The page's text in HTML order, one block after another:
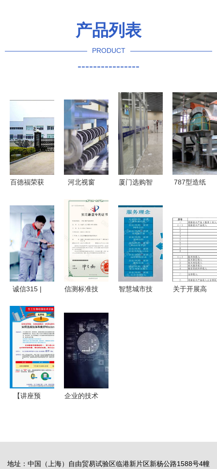
产品列表
PRODUCT
----------------
百德福荣获
三届品牌影
响力发展大
会两项殊
荣，技术服
务能力再获
权威认可
河北视窗
术垄断，实
现超薄电子
玻璃全系列
生产与技术
服务
厦门选购智
的五大技术
赋发优势
——迎龙服
务品质解析
787型造纸
技术服务的
全面解析
诚信315 |
三项国家级
质量荣誉
以全链路品
控锻造净水
行业新标杆
信测标准技
有限公司
卓越品质的
数字化实践
者
智慧城市技
关于开展高
【讲座预
企业的技术
地址：中国（上海）自由贸易试验区临港新片区新杨公路1588号4幢